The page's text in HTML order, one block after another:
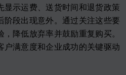
显示运费、送货时间和退货政策
阶段出现意外。通过关注这些要
降低放弃率并鼓励重复购买。
户满意度和企业成功的关键驱动